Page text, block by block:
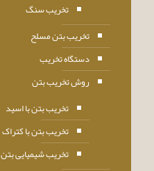
تخریب سنگ
تخریب بتن مسلح
دستگاه تخریب
روش تخریب بتن
تخریب بتن با اسید
تخریب بتن با کتراک
تخریب شیمیایی بتن